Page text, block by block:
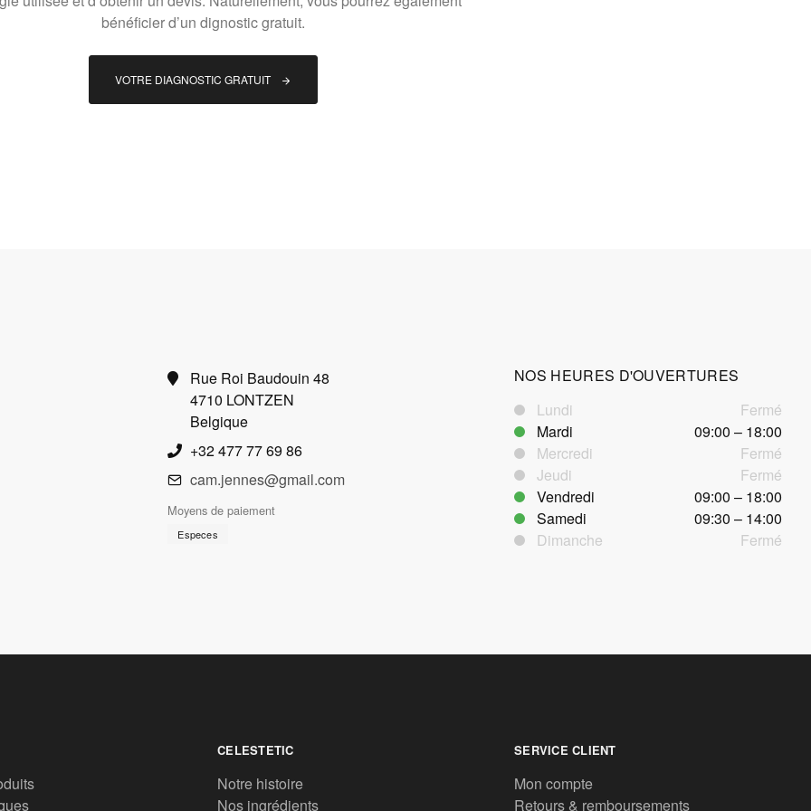
bénéficier d’un dignostic gratuit.
VOTRE DIAGNOSTIC GRATUIT
Rue Roi Baudouin 48
4710 LONTZEN
Belgique
+32 477 77 69 86
cam.jennes@gmail.com
Moyens de paiement
Especes
NOS HEURES D'OUVERTURES
Lundi
Fermé
Mardi
09:00 – 18:00
Mercredi
Fermé
Jeudi
Fermé
Vendredi
09:00 – 18:00
Samedi
09:30 – 14:00
Dimanche
Fermé
CELESTETIC
Notre histoire
Nos ingrédients
SERVICE CLIENT
Mon compte
Retours & remboursements